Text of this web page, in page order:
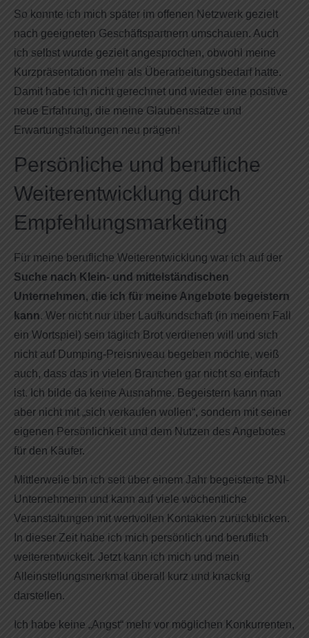
So konnte ich mich später im offenen Netzwerk gezielt
nach geeigneten Geschäftspartnern umschauen. Auch
ich selbst wurde gezielt angesprochen, obwohl meine
Kurzpräsentation mehr als Überarbeitungsbedarf hatte.
Damit habe ich nicht gerechnet und wieder eine positive
neue Erfahrung, die meine Glaubenssätze und
Erwartungshaltungen neu prägen!
Persönliche und berufliche
Weiterentwicklung durch
Empfehlungsmarketing
Für meine berufliche Weiterentwicklung war ich auf der
Suche nach Klein- und mittelständischen
Unternehmen, die ich für meine Angebote begeistern
kann. Wer nicht nur über Laufkundschaft (in meinem Fall
ein Wortspiel) sein täglich Brot verdienen will und sich
nicht auf Dumping-Preisniveau begeben möchte, weiß
auch, dass das in vielen Branchen gar nicht so einfach
ist. Ich bilde da keine Ausnahme. Begeistern kann man
aber nicht mit „sich verkaufen wollen“, sondern mit seiner
eigenen Persönlichkeit und dem Nutzen des Angebotes
für den Käufer.
Mittlerweile bin ich seit über einem Jahr begeisterte BNI-
Unternehmerin und kann auf viele wöchentliche
Veranstaltungen mit wertvollen Kontakten zurückblicken.
In dieser Zeit habe ich mich persönlich und beruflich
weiterentwickelt. Jetzt kann ich mich und mein
Alleinstellungsmerkmal überall kurz und knackig
darstellen.
Ich habe keine „Angst“ mehr vor möglichen Konkurrenten,